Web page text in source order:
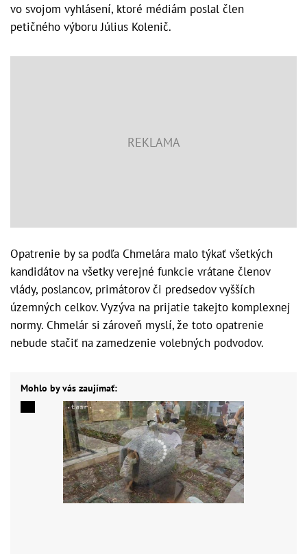
vo svojom vyhlásení, ktoré médiám poslal člen
petičného výboru Július Kolenič.
Opatrenie by sa podľa Chmelára malo týkať všetkých
kandidátov na všetky verejné funkcie vrátane členov
vlády, poslancov, primátorov či predsedov vyšších
územných celkov. Vyzýva na prijatie takejto komplexnej
normy. Chmelár si zároveň myslí, že toto opatrenie
nebude stačiť na zamedzenie volebných podvodov.
Mohlo by vás zaujímať: